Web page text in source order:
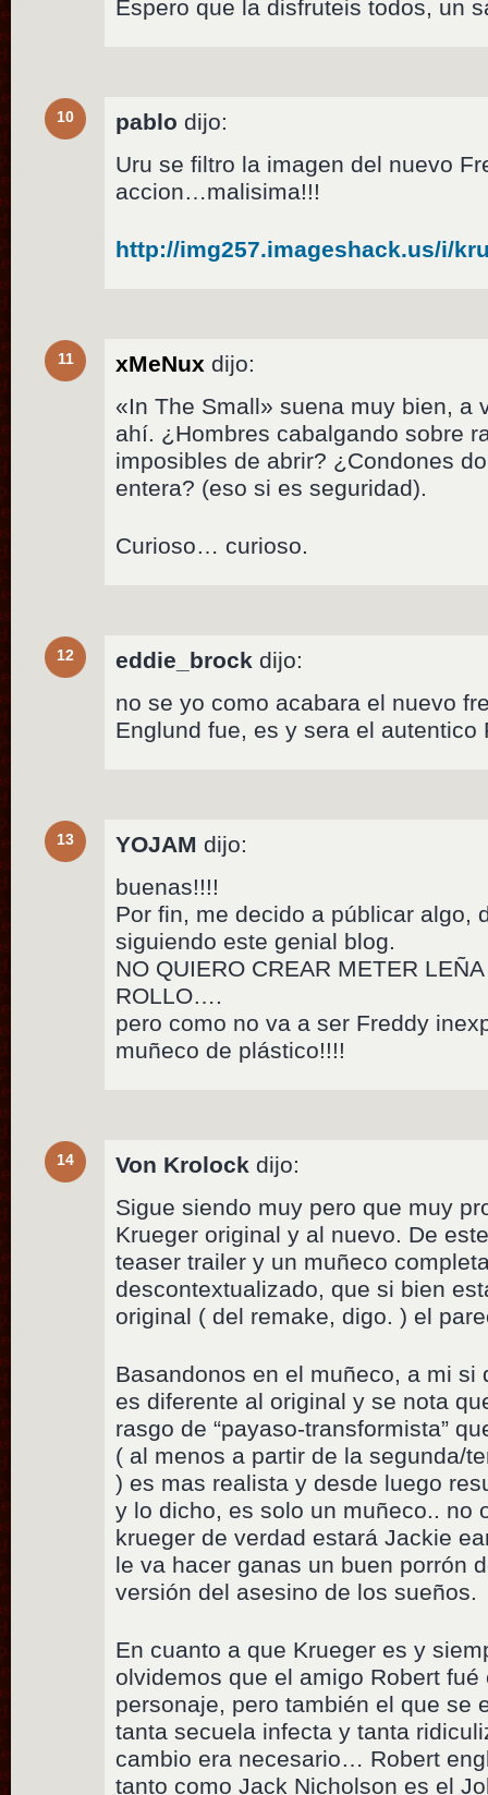
Espero que la disfruteis todos, un
10 pablo dijo:
Uru se filtro la imagen del nuevo
accion…malisima!!!
http://img257.imageshack.us/i/
11 xMeNux dijo:
«In The Small» suena muy bien, a
ahí. ¿Hombres cabalgando sobre
imposibles de abrir? ¿Condones
entera? (eso si es seguridad).
Curioso… curioso.
12 eddie_brock dijo:
no se yo como acabara el nuevo
Englund fue, es y sera el
13 YOJAM dijo:
buenas!!!!
Por fin, me decido a públicar algo,
siguiendo este genial blog.
NO QUIERO CREAR METER
ROLLO….
pero como no va a ser Freddy
muñeco de plástico!!!!
14 Von Krolock dijo:
Sigue siendo muy pero que muy
Krueger original y al nuevo. De
teaser trailer y un muñeco
descontextualizado, que si bien
original ( del remake, digo. ) el
Basandonos en el muñeco, a mi
es diferente al original y se nota
rasgo de “payaso-transformista”
( al menos a partir de la segunda/
) es mas realista y desde luego
y lo dicho, es solo un muñeco.. no
krueger de verdad estará Jackie
le va hacer ganas un buen porrón
versión del asesino de los sueños.
En cuanto a que Krueger es y
olvidemos que el amigo Robert
personaje, pero también el que se
tanta secuela infecta y tanta
cambio era necesario… Robert
tanto como Jack Nicholson es el